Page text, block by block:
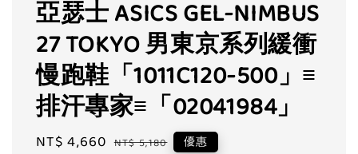
亞瑟士 ASICS GEL-NIMBUS
27 TOKYO 男東京系列緩衝
慢跑鞋「1011C120-500」≡
排汗專家≡「02041984」
Sale
NT$ 4,660 Regular
NT$ 5,180 優惠